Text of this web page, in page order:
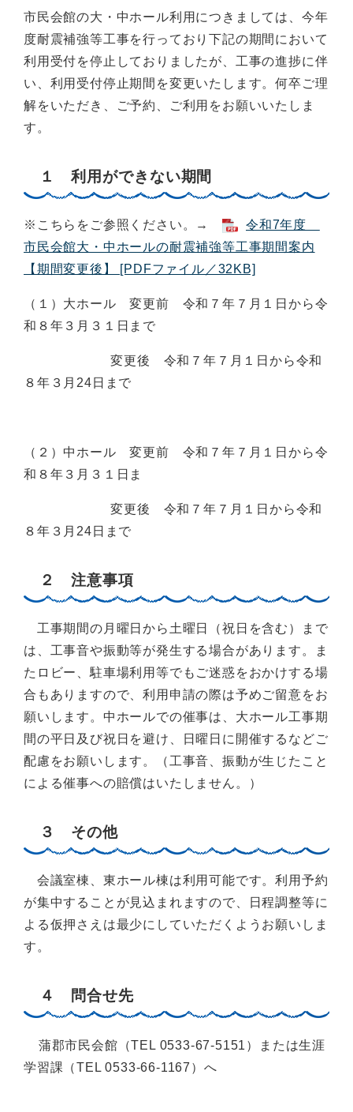
市民会館の大・中ホール利用につきましては、今年
度耐震補強等工事を行っており下記の期間において
利用受付を停止しておりましたが、工事の進捗に伴
い、利用受付停止期間を変更いたします。何卒ご理
解をいただき、ご予約、ご利用をお願いいたしま
す。
１ 利用ができない期間
※こちらをご参照ください。→
令和7年度
市民会館大・中ホールの耐震補強等工事期間案内
【期間変更後】 [PDFファイル／32KB]
（１）大ホール 変更前 令和７年７月１日から令
和８年３月３１日まで
変更後 令和７年７月１日から令和
８年３月24日まで
（２）中ホール 変更前 令和７年７月１日から令
和８年３月３１日ま
変更後 令和７年７月１日から令和
８年３月24日まで
２ 注意事項
工事期間の月曜日から土曜日（祝日を含む）まで
は、工事音や振動等が発生する場合があります。ま
たロビー、駐車場利用等でもご迷惑をおかけする場
合もありますので、利用申請の際は予めご留意をお
願いします。中ホールでの催事は、大ホール工事期
間の平日及び祝日を避け、日曜日に開催するなどご
配慮をお願いします。（工事音、振動が生じたこと
による催事への賠償はいたしません。）
３ その他
会議室棟、東ホール棟は利用可能です。利用予約
が集中することが見込まれますので、日程調整等に
よる仮押さえは最少にしていただくようお願いしま
す。
４ 問合せ先
蒲郡市民会館（TEL 0533-67-5151）または生涯
学習課（TEL 0533-66-1167）へ